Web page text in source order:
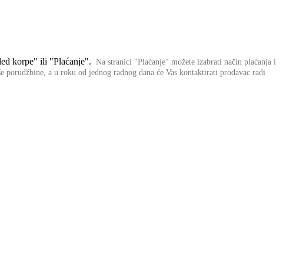
korpe" ili "Plaćanje". Na stranici "Plaćanje" možete izabrati način plaćanja i
porudžbine, a u roku od jednog radnog dana će Vas kontaktirati prodavac radi